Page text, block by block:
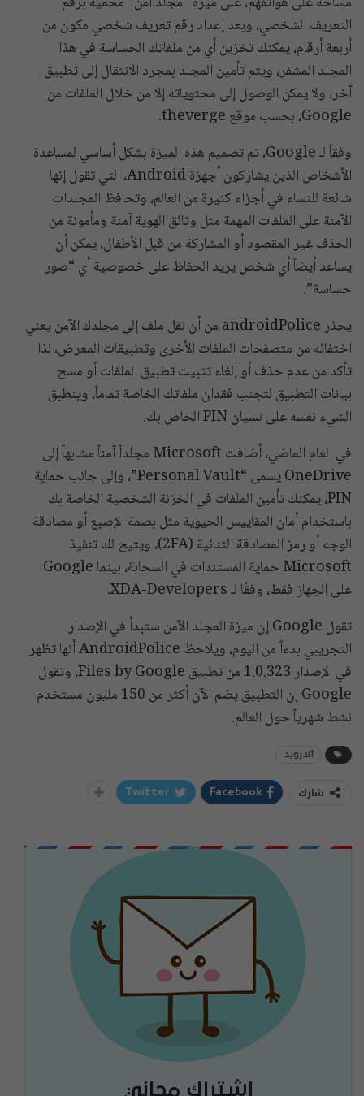
التعريف الشخصي، وبعد إعداد رقم تعريف شخصي مكون من
أربعة أرقام، يمكنك تخزين أي من ملفاتك الحساسة في هذا
المجلد المشفر، ويتم تأمين المجلد بمجرد الانتقال إلى تطبيق
آخر، ولا يمكن الوصول إلى محتوياته إلا من خلال الملفات من
Google، بحسب موقع theverge.
وفقاً لـ Google، تم تصميم هذه الميزة بشكل أساسي لمساعدة
الأشخاص الذين يشاركون أجهزة Android، التي تقول إنها
شائعة للنساء في أجزاء كثيرة من العالم، وتحافظ المجلدات
الآمنة على الملفات المهمة مثل وثائق الهوية آمنة ومأمونة من
الحذف غير المقصود أو المشاركة من قبل الأطفال، يمكن أن
يساعد أيضاً أي شخص يريد الحفاظ على خصوصية أي “صور
حساسة”.
يحذر androidPolice من أن نقل ملف إلى مجلدك الآمن يعني
اختفائه من متصفحات الملفات الأخرى وتطبيقات المعرض، لذا
تأكد من عدم حذف أو إلغاء تثبيت تطبيق الملفات أو مسح
بيانات التطبيق لتجنب فقدان ملفاتك الخاصة تماماً، وينطبق
الشيء نفسه على نسيان PIN الخاص بك.
في العام الماضي، أضافت Microsoft مجلداً آمناً مشابهاً إلى
OneDrive يسمى “Personal Vault”، وإلى جانب حماية
PIN، يمكنك تأمين الملفات في الخزنة الشخصية الخاصة بك
باستخدام أمان المقاييس الحيوية مثل بصمة الإصبع أو مصادقة
الوجه أو رمز المصادقة الثنائية (2FA)، ويتيح لك تنفيذ
Microsoft حماية المستندات في السحابة، بينما Google
على الجهاز فقط، وفقًا لـ XDA-Developers.
تقول Google إن ميزة المجلد الآمن ستبدأ في الإصدار
التجريبي بدءاً من اليوم، ويلاحظ AndroidPolice أنها تظهر
في الإصدار 1.0.323 من تطبيق Files by Google، وتقول
Google إن التطبيق يضم الآن أكثر من 150 مليون مستخدم
نشط شهرياً حول العالم.
أندرويد
شارك Facebook
Twitter
اشتراك مجاني